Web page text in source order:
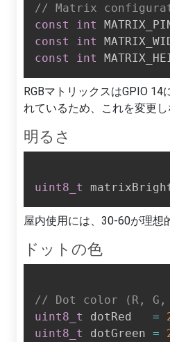
// Matrix
const
int
const
int
const
int
RGBマトリックスはGPIO 14
れているため、これを変更し
明るさ
uint8_t
屋内使用には、30-60が理想
ドットの色
// Dot color (R, G,
uint8_t
dotRed =
uint8_t
dotGreen =